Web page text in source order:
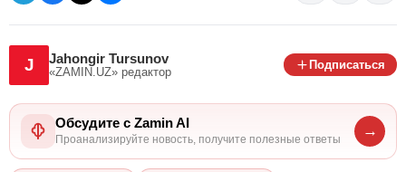
J Jahongir Tursunov
«ZAMIN.UZ» редактор
Подписаться
Обсудите с Zamin AI
Проанализируйте новость, получите полезные ответы
→